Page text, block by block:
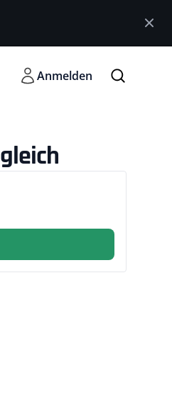
Anmelden